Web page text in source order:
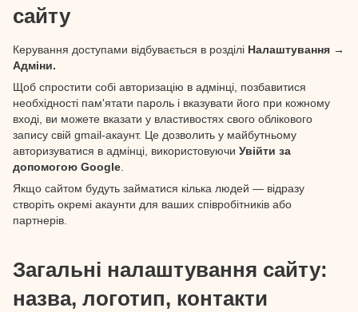
сайту
Керування доступами відбувається в розділі Налаштування →
Адміни.
Щоб спростити собі авторизацію в адмінці, позбавитися
необхідності пам'ятати пароль і вказувати його при кожному
вході, ви можете вказати у властивостях свого облікового
запису свій gmail-акаунт. Це дозволить у майбутньому
авторизуватися в адмінці, використовуючи Увійти за
допомогою Google.
Якщо сайтом будуть займатися кілька людей — відразу
створіть окремі акаунти для ваших співробітників або
партнерів.
Загальні налаштування сайту:
назва, логотип, контакти